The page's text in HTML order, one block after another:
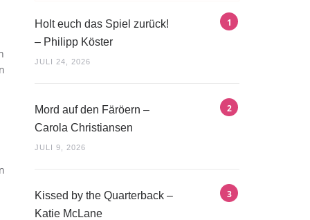
Holt euch das Spiel zurück!
– Philipp Köster
JULI 24, 2026
Mord auf den Färöern –
Carola Christiansen
JULI 9, 2026
Kissed by the Quarterback –
Katie McLane